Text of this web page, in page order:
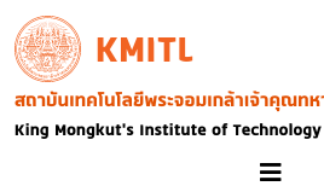
Skip to main content
KMITL
Image